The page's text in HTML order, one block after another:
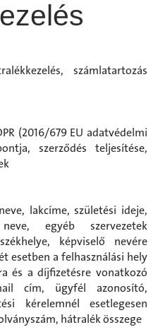
számlatartozás
(2016/679 EU adatvédelmi
szerződés teljesítése,
lakcíme, születési ideje,
egyéb szervezetek
képviselő nevére
esetben a felhasználási hely
és a díjfizetésre vonatkozó
cím, ügyfél azonosító,
kérelemnél esetlegesen
hátralék összege